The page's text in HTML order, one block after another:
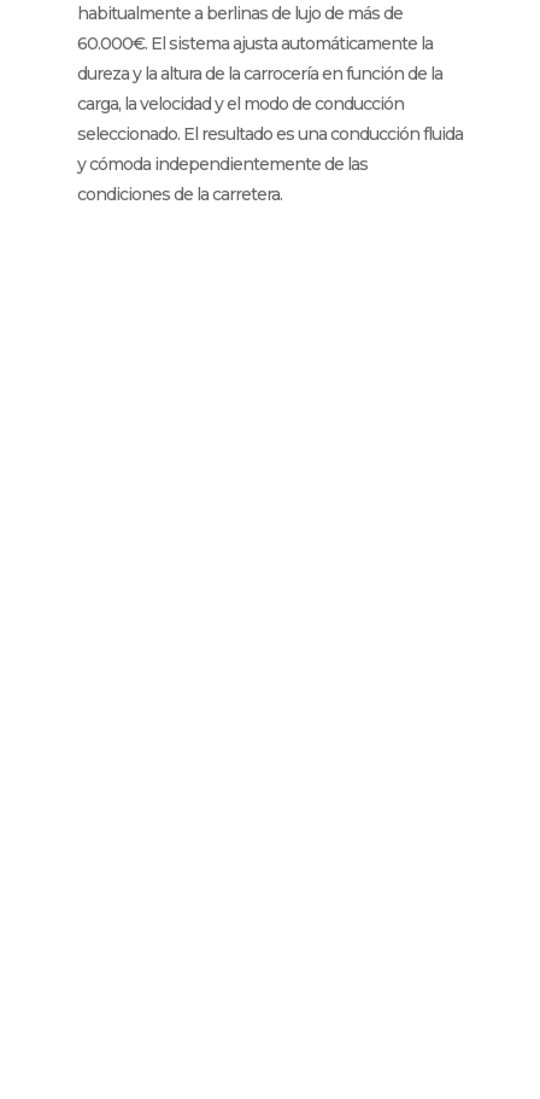
habitualmente a berlinas de lujo de más de
60.000€. El sistema ajusta automáticamente la
dureza y la altura de la carrocería en función de la
carga, la velocidad y el modo de conducción
seleccionado. El resultado es una conducción fluida
y cómoda independientemente de las
condiciones de la carretera.